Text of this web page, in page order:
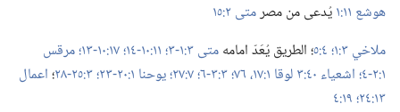
هوشع ١١:‏١
يُدعى من مصرمتى ٢:‏١٥
ملاخي ٣:‏١؛‏
‏؛‏ الطريق يُعَدّ امامهمتى ٣:‏١-‏٣؛‏
مرقس
١:‏٢-‏٤؛‏
اشعياء ٤٠:‏٣ لوقا ١:‏​١٧،‏ يوحنا ١:‏٢٠-‏٢٣؛‏ ‏؛‏اعمال
١٣:‏٢٤؛‏